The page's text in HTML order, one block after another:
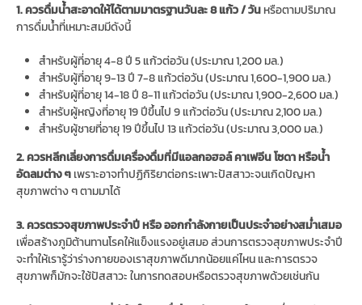
1. ควรดื่มน้ำสะอาดให้ได้ตามมาตรฐานวันละ 8 แก้ว / วัน หรือตามปริมาณ
การดื่มน้ำที่เหมาะสมมีดังนี้
สำหรับผู้ที่อายุ 4-8 ปี 5 แก้วต่อวัน (ประมาณ 1,200 มล.)
สำหรับผู้ที่อายุ 9-13 ปี 7-8 แก้วต่อวัน (ประมาณ 1,600-1,900 มล.)
สำหรับผู้ที่อายุ 14-18 ปี 8-11 แก้วต่อวัน (ประมาณ 1,900-2,600 มล.)
สำหรับผู้หญิงที่อายุ 19 ปีขึ้นไป 9 แก้วต่อวัน (ประมาณ 2,100 มล.)
สำหรับผู้ชายที่อายุ 19 ปีขึ้นไป 13 แก้วต่อวัน (ประมาณ 3,000 มล.)
2. ควรหลีกเลี่ยงการดื่มเครื่องดื่มที่มีแอลกอฮอล์ คาเฟอีน โซดา หรือน้ำ
อัดลมต่าง ๆ เพราะอาจทำปฏิกิริยาต่อกระเพาะปัสสาวะจนเกิดปัญหา
สุขภาพต่าง ๆ ตามมาได้
3. ควรตรวจสุขภาพประจำปี หรือ ออกกำลังกายเป็นประจำอย่างสม่ำเสมอ
เพื่อสร้างภูมิต้านทานโรคให้แข็งแรงอยู่เสมอ ส่วนการตรวจสุขภาพประจำปี
จะทำให้เรารู้ว่าร่างกายของเราสุขภาพดีมากน้อยแค่ไหน และการตรวจ
สุขภาพก็มักจะใช้ปัสสาวะ ในการทดสอบหรือตรวจสุขภาพด้วยเช่นกัน